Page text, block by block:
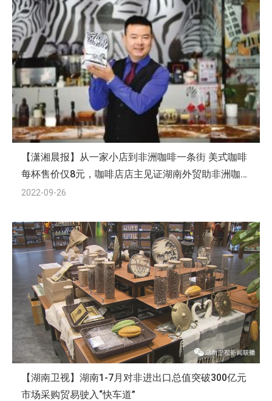
【潇湘晨报】从一家小店到非洲咖啡一条街 美式咖啡
每杯售价仅8元，咖啡店店主见证湖南外贸助非洲咖啡
实现平价化
2022-09-26
【湖南卫视】湖南1-7月对非进出口总值突破300亿元
市场采购贸易驶入“快车道”